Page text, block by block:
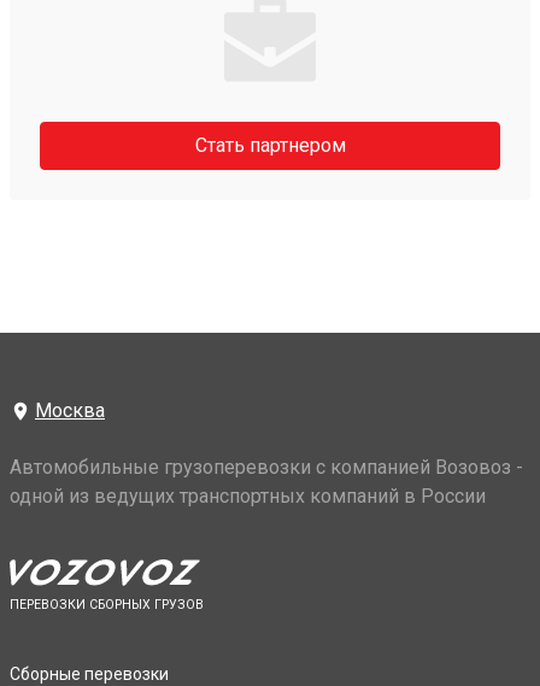
Стать партнером
Москва
Автомобильные грузоперевозки с компанией Возовоз -
одной из ведущих транспортных компаний в России
ПЕРЕВОЗКИ СБОРНЫХ ГРУЗОВ
Сборные перевозки